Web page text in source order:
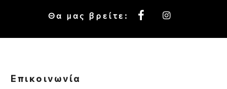
Θα μας βρείτε:
Επικοινωνία